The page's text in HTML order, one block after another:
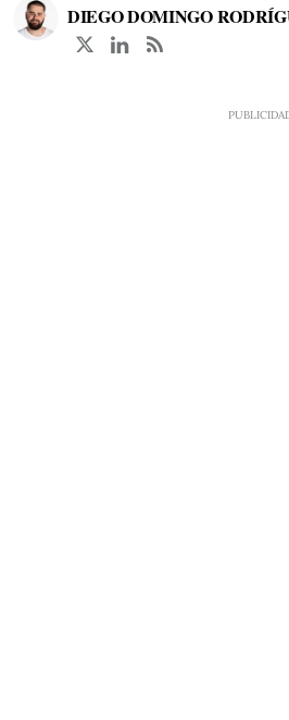
DIEGO DOMINGO